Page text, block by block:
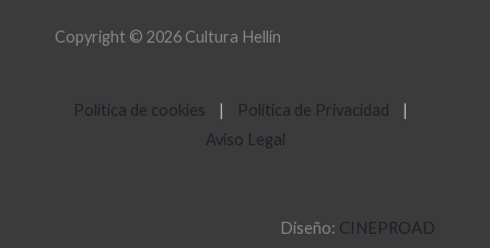
Copyright © 2026 Cultura Hellín
Política de cookies | Política de Privacidad
|
Aviso Legal
Diseño: CINEPROAD